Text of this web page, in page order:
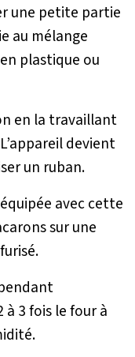
une petite partie
au mélange
plastique ou
en la travaillant
devient
un ruban.
avec cette
sur une
à 3 fois le four à